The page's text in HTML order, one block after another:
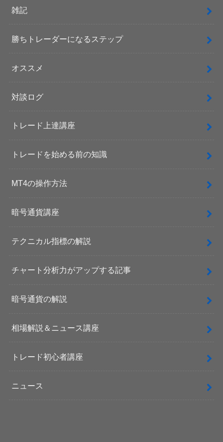
雑記
勝ちトレーダーになるステップ
オススメ
対談ログ
トレード上達講座
トレードを始める前の知識
MT4の操作方法
暗号通貨講座
テクニカル指標の解説
チャート分析力がアップする記事
暗号通貨の解説
相場解説＆ニュース講座
トレード初心者講座
ニュース